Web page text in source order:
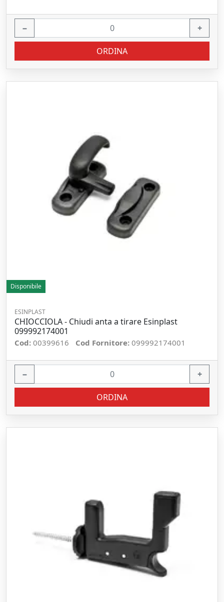
− +
ORDINA
Disponibile
ESINPLAST
CHIOCCIOLA - Chiudi anta a tirare Esinplast
099992174001
Cod: 00399616 Cod Fornitore: 099992174001
− +
ORDINA